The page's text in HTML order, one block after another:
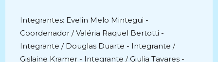
Integrantes: Evelin Melo Mintegui -
Coordenador / Valéria Raquel Bertotti -
Integrante / Douglas Duarte - Integrante /
Gislaine Kramer - Integrante / Giulia Tavares -